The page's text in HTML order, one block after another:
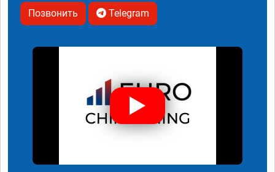
Позвонить Telegram